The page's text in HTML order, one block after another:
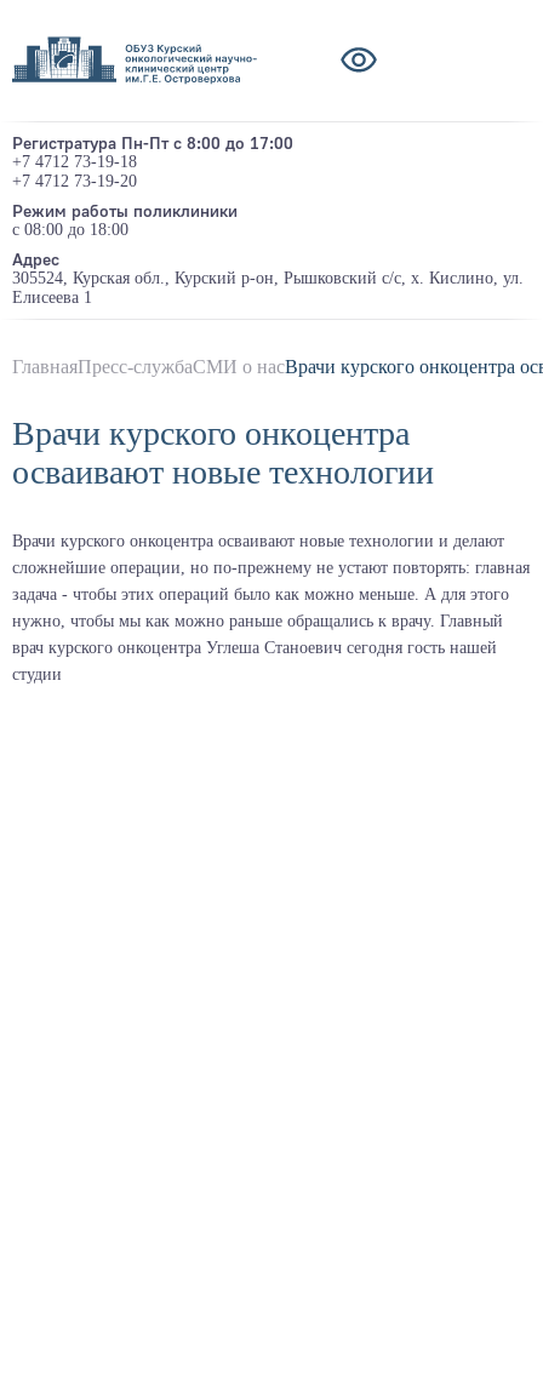
Регистратура Пн-Пт с 8:00 до 17:00
+7 4712 73-19-18
+7 4712 73-19-20
Режим работы поликлиники
с 08:00 до 18:00
Адрес
305524, Курская обл., Курский р-он, Рышковский с/с, х. Кислино, ул.
Елисеева 1
ГлавнаяПресс-службаСМИ о насВрачи курского онкоцентра
Врачи курского онкоцентра
осваивают новые технологии
Врачи курского онкоцентра осваивают новые технологии и делают
сложнейшие операции, но по-прежнему не устают повторять: главная
задача - чтобы этих операций было как можно меньше. А для этого
нужно, чтобы мы как можно раньше обращались к врачу. Главный
врач курского онкоцентра Углеша Станоевич сегодня гость нашей
студии